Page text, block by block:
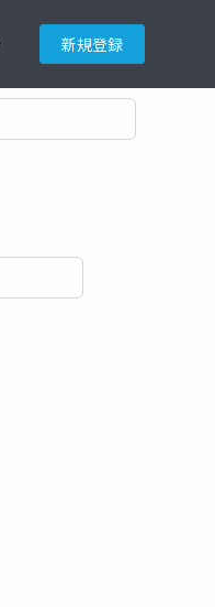
新規登録